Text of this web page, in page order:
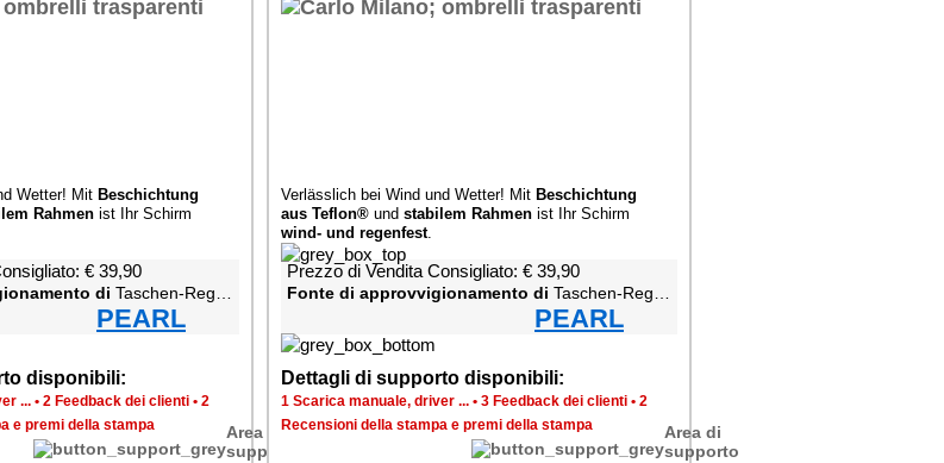
Wetter! Mit Beschichtung
Rahmen ist Ihr Schirm
€ 39,90
di Taschen-Regenschirm mit Teflon®-Beschichtung
PEARL
disponibili:
... • 2 Feedback dei clienti • 2
e premi della stampa
Area di
supporto
Verlässlich bei Wind und Wetter! Mit Beschichtung
aus Teflon® und stabilem Rahmen ist Ihr Schirm
wind- und regenfest.
Prezzo di Vendita Consigliato: € 39,90
Fonte di approvvigionamento di Taschen-Regenschirm mit Teflon®-Beschichtung
PEARL
Dettagli di supporto disponibili:
1 Scarica manuale, driver ... • 3 Feedback dei clienti • 2
Recensioni della stampa e premi della stampa
Area di
supporto